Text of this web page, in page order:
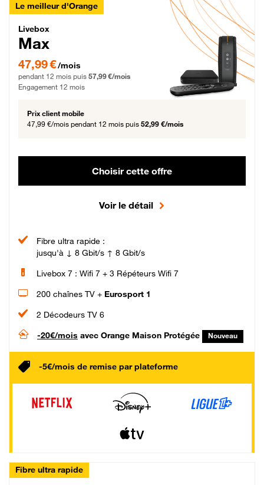
Le meilleur d'Orange
Livebox Max Fibre
Livebox
Max
47,99 € par mois pendant 12 mois puis 57,99 € par mois, Engagement 12 mois
47,99 €/mois
pendant 12 mois puis 57,99 €/mois
Engagement 12 mois
Prix client mobile
47,99 €/mois pendant 12 mois puis 52,99 €/mois
Choisir cette offre
Voir le détail
Fibre ultra rapide :
jusqu'à ↓ 8 Gbit/s ↑ 8 Gbit/s
Livebox 7 : Wifi 7 + 3 Répéteurs Wifi 7
200 chaînes TV + Eurosport 1
2 Décodeurs TV 6
-20€/mois avec Orange Maison Protégée Nouveau
-5€/mois de remise par plateforme
Fibre ultra rapide